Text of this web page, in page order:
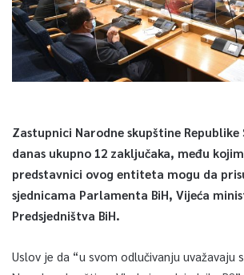
Zastupnici Narodne skupštine Republike
danas ukupno 12 zaključaka, među
predstavnici ovog entiteta mogu da
sjednicama Parlamenta BiH, Vijeća
Predsjedništva BiH.
Uslov je da “u svom odlučivanju uvažavaju